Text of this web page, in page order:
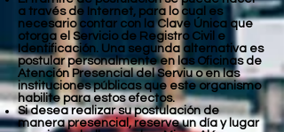
a través de Internet, para lo cual es
necesario contar con la Clave Única que
otorga el Servicio de Registro Civil e
Identificación. Una segunda alternativa es
postular personalmente en las Oficinas de
Atención Presencial del Serviu o en las
instituciones públicas que este organismo
habilite para estos efectos.
Si desea realizar su postulación de
manera presencial, reserve un día y lugar